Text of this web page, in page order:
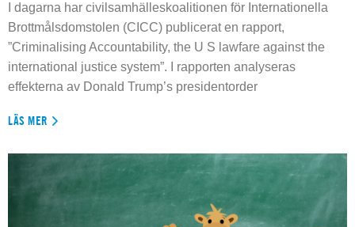
I dagarna har civilsamhälleskoalitionen för Internationella
Brottmålsdomstolen (CICC) publicerat en rapport,
”Criminalising Accountability, the U S lawfare against the
international justice system”. I rapporten analyseras
effekterna av Donald Trump’s presidentorder
LÄS MER